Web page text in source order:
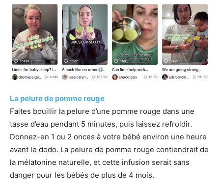
La pelure de pomme rouge
Faites bouillir la pelure d’une pomme rouge dans une
tasse d’eau pendant 5 minutes, puis laissez refroidir.
Donnez-en 1 ou 2 onces à votre bébé environ une heure
avant le dodo. La pelure de pomme rouge contiendrait de
la mélatonine naturelle, et cette infusion serait sans
danger pour les bébés de plus de 4 mois.